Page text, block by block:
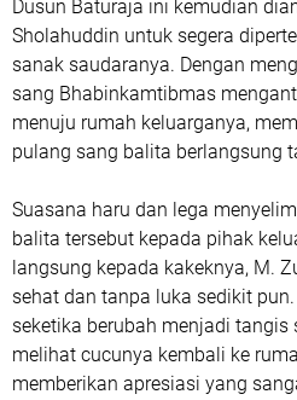
Dusun Baturaja ini kemudian
Sholahuddin untuk segera
sanak saudaranya. Dengan
sang Bhabinkamtibmas
menuju rumah keluarganya,
pulang sang balita berlangsung
Suasana haru dan lega
balita tersebut kepada pihak
langsung kepada kakeknya, M.
sehat dan tanpa luka sedikit
seketika berubah menjadi
melihat cucunya kembali ke
memberikan apresiasi yang